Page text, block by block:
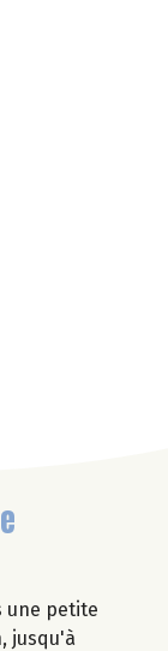
une petite
jusqu'à